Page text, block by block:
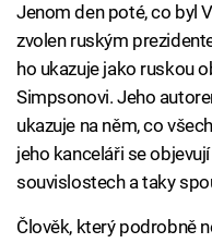
Jenom den poté, co byl
zvolen ruským
ho ukazuje jako ruskou
Simpsonovi. Jeho
ukazuje na něm, co
jeho kanceláři se
souvislostech a taky
Člověk, který podrobně